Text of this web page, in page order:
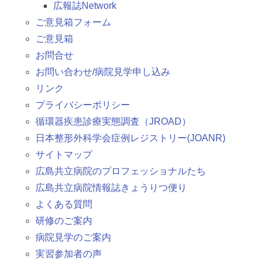
広報誌Network
ご意見箱フォーム
ご意見箱
お問合せ
お問い合わせ/病院見学申し込み
リンク
プライバシーポリシー
循環器疾患診療実態調査（JROAD）
日本整形外科学会症例レジストリー(JOANR)
サイトマップ
広島共立病院のプロフェッショナルたち
広島共立病院情報誌きょうりつ便り
よくある質問
研修のご案内
病院見学のご案内
実習参加者の声